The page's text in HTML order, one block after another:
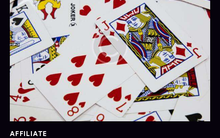
AFFILIATE